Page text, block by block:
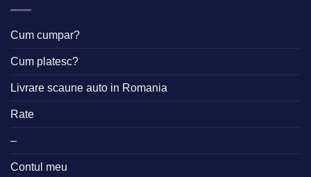
Cum cumpar?
Cum platesc?
Livrare scaune auto in Romania
Rate
–
Contul meu